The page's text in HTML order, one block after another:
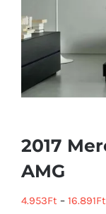
2017
AMG
4.953Ft – 16.891Ft